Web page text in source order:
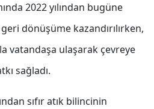
2022 yılından bugüne
dönüşüme kazandırılırken,
vatandaşa ulaşarak çevreye
sağladı.
sıfır atık bilincinin